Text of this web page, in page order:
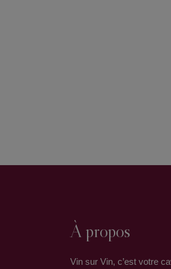
À propos
Vin sur Vin, c’est votre